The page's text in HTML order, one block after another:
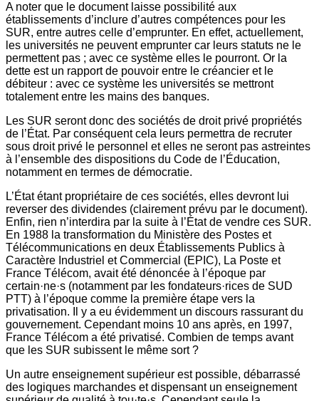
A noter que le document laisse possibilité aux
établissements d’inclure d’autres compétences pour les
SUR, entre autres celle d’emprunter. En effet, actuellement,
les universités ne peuvent emprunter car leurs statuts ne le
permettent pas ; avec ce système elles le pourront. Or la
dette est un rapport de pouvoir entre le créancier et le
débiteur : avec ce système les universités se mettront
totalement entre les mains des banques.
Les SUR seront donc des sociétés de droit privé propriétés
de l’État. Par conséquent cela leurs permettra de recruter
sous droit privé le personnel et elles ne seront pas astreintes
à l’ensemble des dispositions du Code de l’Éducation,
notamment en termes de démocratie.
L’État étant propriétaire de ces sociétés, elles devront lui
reverser des dividendes (clairement prévu par le document).
Enfin, rien n’interdira par la suite à l’État de vendre ces SUR.
En 1988 la transformation du Ministère des Postes et
Télécommunications en deux Établissements Publics à
Caractère Industriel et Commercial (EPIC), La Poste et
France Télécom, avait été dénoncée à l’époque par
certain·ne·s (notamment par les fondateurs·rices de SUD
PTT) à l’époque comme la première étape vers la
privatisation. Il y a eu évidemment un discours rassurant du
gouvernement. Cependant moins 10 ans après, en 1997,
France Télécom a été privatisé. Combien de temps avant
que les SUR subissent le même sort ?
Un autre enseignement supérieur est possible, débarrassé
des logiques marchandes et dispensant un enseignement